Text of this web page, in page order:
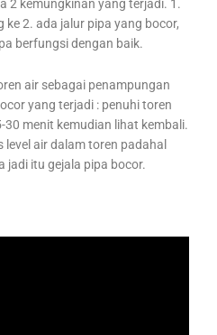
2 kemungkinan yang terjadi. 1.
2. ada jalur pipa yang bocor,
berfungsi dengan baik.
air sebagai penampungan
yang terjadi : penuhi toren
menit kemudian lihat kembali.
air dalam toren padahal
jadi itu gejala pipa bocor.